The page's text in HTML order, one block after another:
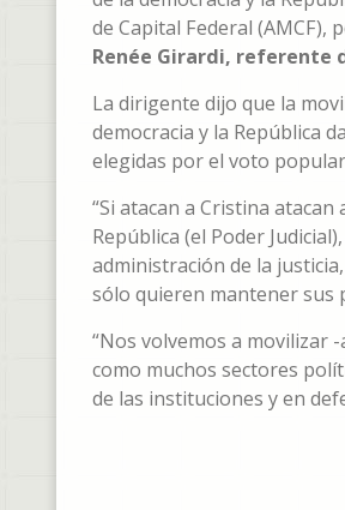
de Capital Federal
Renée Girardi, referente
La dirigente dijo que la
democracia y la República
elegidas por el voto
“Si atacan a Cristina
República (el Poder
administración de la
sólo quieren mantener sus
“Nos volvemos a movilizar
como muchos sectores
de las instituciones y en